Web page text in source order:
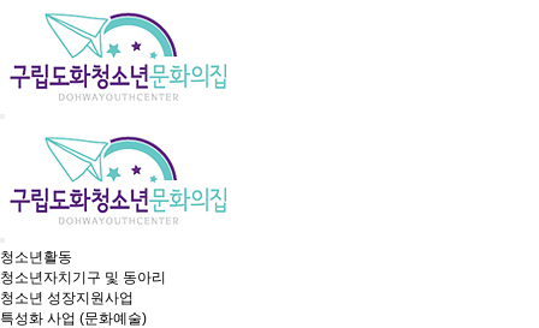
청소년활동
청소년자치기구 및 동아리
청소년 성장지원사업
특성화 사업 (문화예술)